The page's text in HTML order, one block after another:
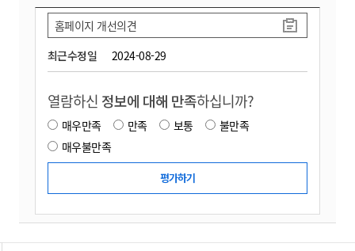
최근수정일 2024-08-29
홈페이지 개선의견
열람하신 정보에 대해 만족하십니까?
매우만족 만족 보통
불만족
매우불만족